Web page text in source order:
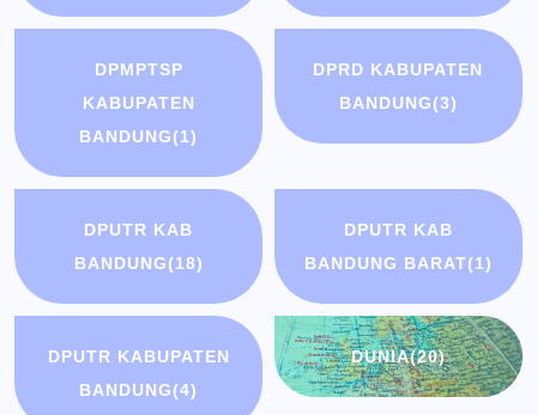
DPMPTSP
KABUPATEN
BANDUNG(1)
DPRD KABUPATEN
BANDUNG(3)
DPUTR KAB
BANDUNG(18)
DPUTR KAB
BANDUNG BARAT(1)
DPUTR KABUPATEN
BANDUNG(4)
DUNIA(20)